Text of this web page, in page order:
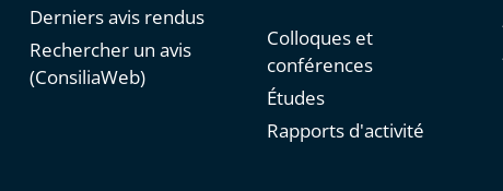
Derniers avis rendus
Rechercher un avis
(ConsiliaWeb)
Colloques et
conférences
Études
Rapports d'activité